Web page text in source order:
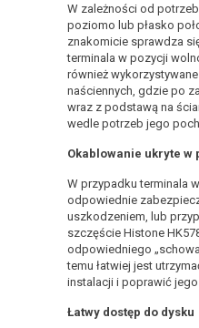
W zależności od
poziomo lub płasko
znakomicie sprawdza
terminala w pozycji
również
naściennych, gdzie po
wraz z podstawą na
wedle potrzeb jego
Okablowanie ukryte w
W przypadku terminala
odpowiednie
uszkodzeniem, lub
szczęście Histone
odpowiedniego
temu łatwiej jest
instalacji i poprawić jego
Łatwy dostęp do dysku